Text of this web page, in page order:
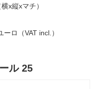
x縦xマチ）
ロ（VAT incl.）
ル 25